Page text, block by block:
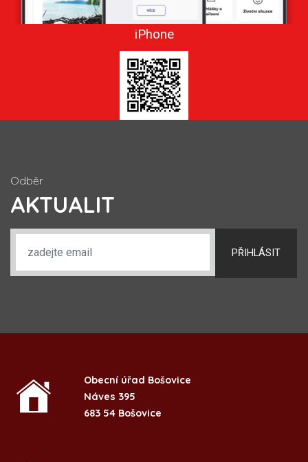
iPhone
Odběr
AKTUALIT
PŘIHLÁSIT
Obecní úřad Bošovice
Náves 395
683 54 Bošovice